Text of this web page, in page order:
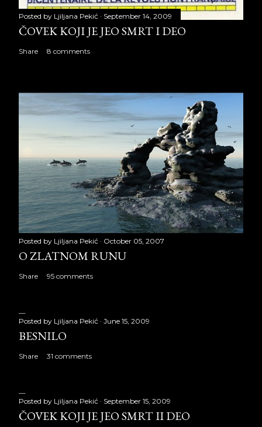
Posted by Ljiljana Pekić September 14, 2009
ČOVEK KOJI JE JEO SMRT I DEO
Share 8 comments
Posted by Ljiljana Pekić October 05, 2007
O ZLATNOM RUNU
Share 95 comments
Posted by Ljiljana Pekić June 15, 2009
BESNILO
Share 31 comments
Posted by Ljiljana Pekić September 15, 2009
ČOVEK KOJI JE JEO SMRT II DEO